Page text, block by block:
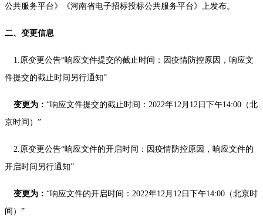
公共服务平台》《河南省电子招标投标公共服务平台》 上发布。
二、 变更信息
1.原变更公告“响应文件提交的截止时间 ： 因疫情防控原因，响应文
件提交的截止时间另行通知”
变更为 ： “响应文件提交的截止时间 ： 2022年12月 12 日下午14:00（北
京时间） ”
2.原变更公告“响应文件的开启时间： 因疫情防控原因，响应文件的
开启时间另行通知”
变更为 ： “响应文件的开启时间： 2022年12月 12 日下午14:00（北京时
间） ”